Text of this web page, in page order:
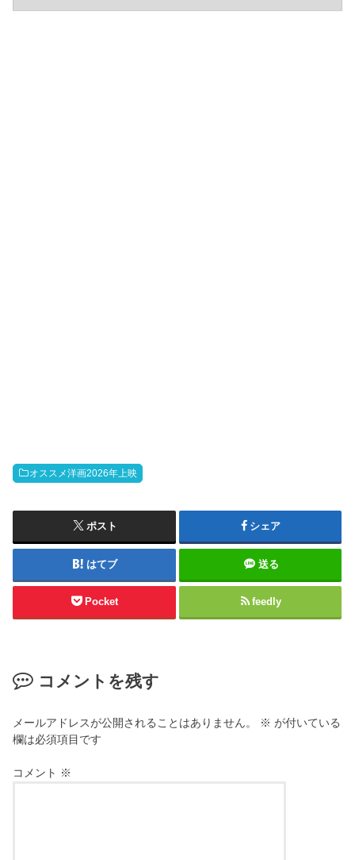
オススメ洋画2026年上映
ポスト シェア
はてブ 送る
Pocket feedly
コメントを残す
メールアドレスが公開されることはありません。 ※ が付いている
欄は必須項目です
コメント ※